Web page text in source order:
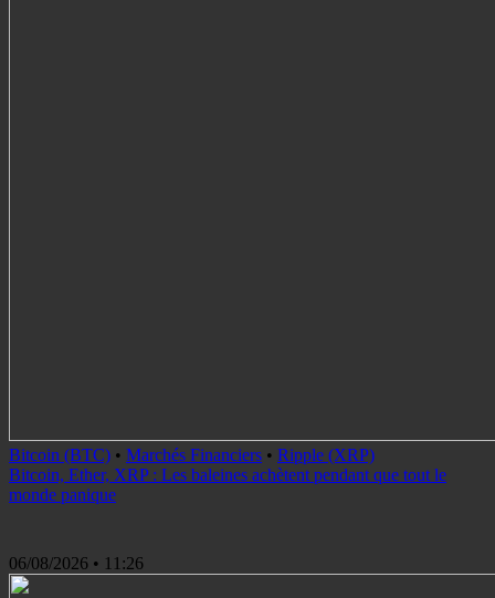
Bitcoin (BTC) • Marchés Financiers • Ripple (XRP)
Bitcoin, Ether, XRP : Les baleines achètent pendant que tout le
monde panique
06/08/2026 • 11:26